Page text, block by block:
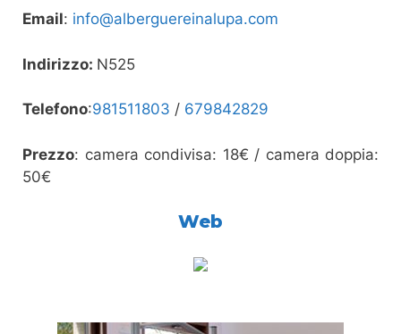
Email: info@alberguereinalupa.com
Indirizzo: N525
Telefono:981511803 / 679842829
Prezzo: camera condivisa: 18€ / camera doppia:
50€
Web